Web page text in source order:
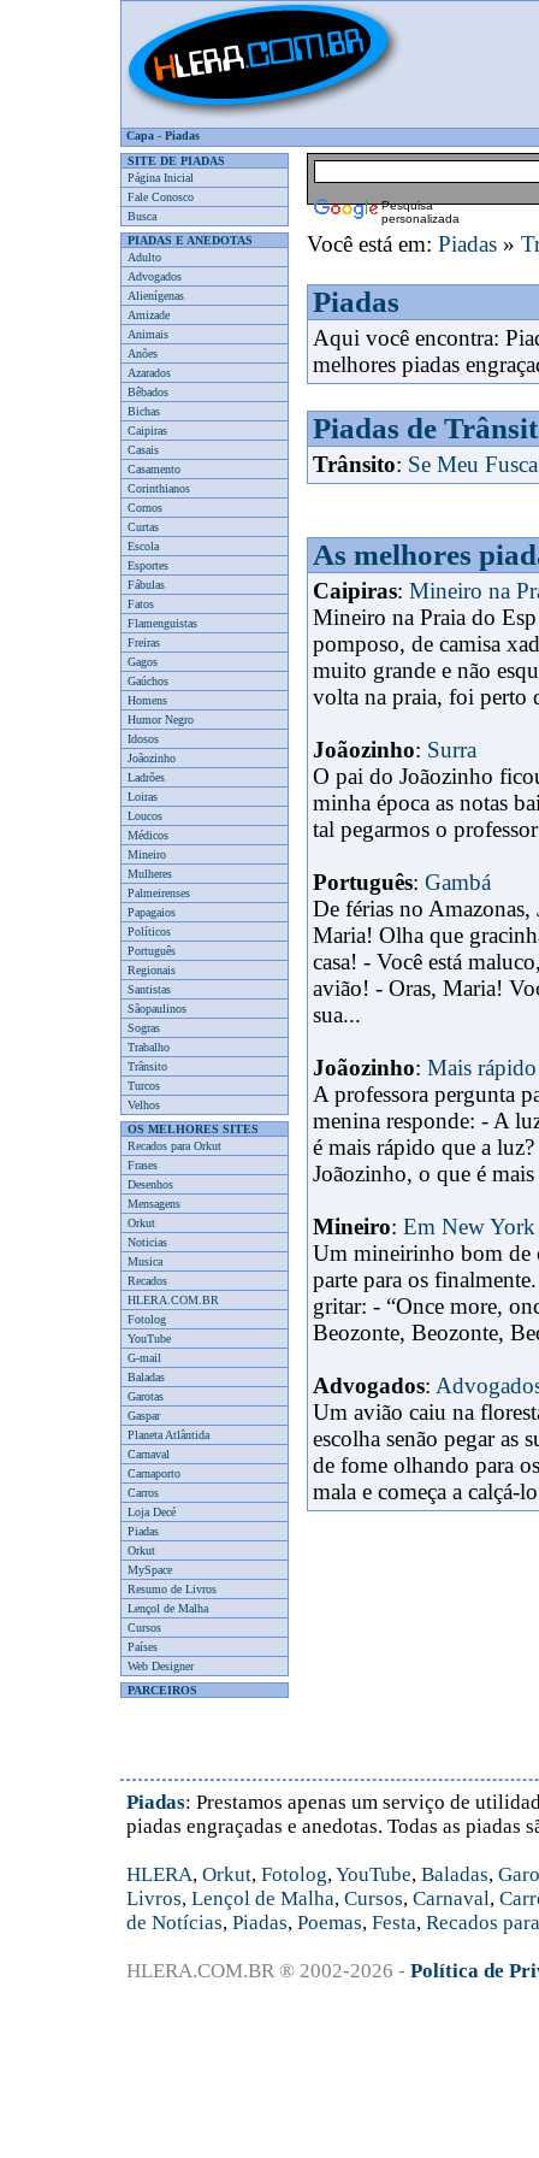
Capa - Piadas
SITE DE PIADAS
Página Inicial
Fale Conosco
Busca
PIADAS E ANEDOTAS
Adulto
Advogados
Alienígenas
Amizade
Animais
Anões
Azarados
Bêbados
Bichas
Caipiras
Casais
Casamento
Corinthianos
Cornos
Curtas
Escola
Esportes
Fábulas
Fatos
Flamenguistas
Freiras
Gagos
Gaúchos
Homens
Humor Negro
Idosos
Joãozinho
Ladrões
Loiras
Loucos
Médicos
Mineiro
Mulheres
Palmeirenses
Papagaios
Políticos
Português
Regionais
Santistas
Sãopaulinos
Sogras
Trabalho
Trânsito
Turcos
Velhos
OS MELHORES SITES
Recados para Orkut
Frases
Desenhos
Mensagens
Orkut
Noticias
Musica
Recados
HLERA.COM.BR
Fotolog
YouTube
G-mail
Baladas
Garotas
Gaspar
Planeta Atlântida
Carnaval
Carnaporto
Carros
Loja Decé
Piadas
Orkut
MySpace
Resumo de Livros
Lençol de Malha
Cursos
Países
Web Designer
PARCEIROS
Pesquisa
personalizada
Você está em: Piadas »
Piadas
Aqui você encontra:
melhores piadas
Piadas de
Trânsito: Se Meu
As melhores
Caipiras: Mineiro na
Mineiro na Praia do
pomposo, de camisa
muito grande e não
volta na praia, foi perto
Joãozinho: Surra
O pai do Joãozinho
minha época as notas
tal pegarmos o
Português: Gambá
De férias no
Maria! Olha que
casa! - Você está
avião! - Oras, Maria!
sua...
Joãozinho: Mais
A professora pergunta
menina responde: - A
é mais rápido que a
Joãozinho, o que é
Mineiro: Em New York
Um mineirinho bom de
parte para os
gritar: - “Once more,
Beozonte, Beozonte,
Advogados:
Um avião caiu na
escolha senão pegar as
de fome olhando para
mala e começa a calçá-
Piadas: Prestamos apenas um serviço de
piadas engraçadas e anedotas. Todas as piadas
HLERA, Orkut, Fotolog,YouTube, Baladas,
Livros, Lençol de Malha, Cursos, Carnaval,
de Notícias, Piadas, Poemas, Festa, Recados
HLERA.COM.BR ® 2002-2026 - Política de
x